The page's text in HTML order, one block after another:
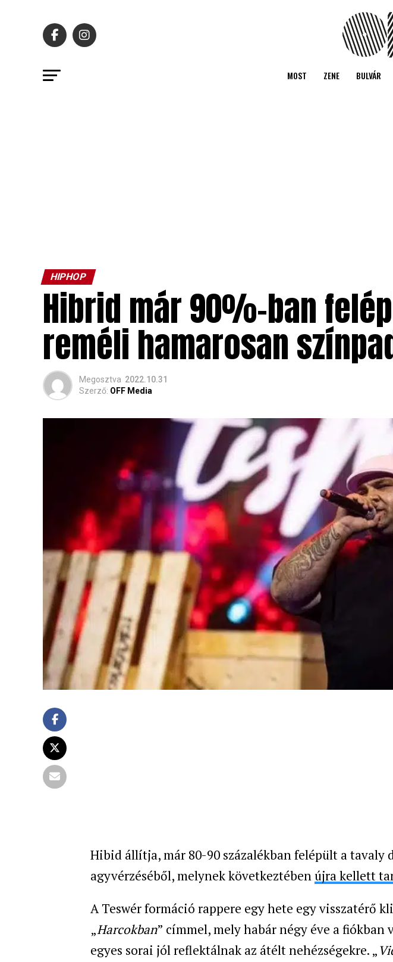
MOST ZENE BULVÁR
HIPHOP
Hibrid már 90%-ban
reméli hamarosan
Megosztva 2022.10.31
Szerző: OFF Media
Hibid állítja, már 80-90 százalékban felépült a tavaly
agyvérzéséből, melynek következtébenújra kellett
A Teswér formáció rappere egy hete egy visszatérő
„Harcokban” címmel, mely habár négy éve a fiókban
egyes sorai jól reflektálnak az átélt nehézségekre. „